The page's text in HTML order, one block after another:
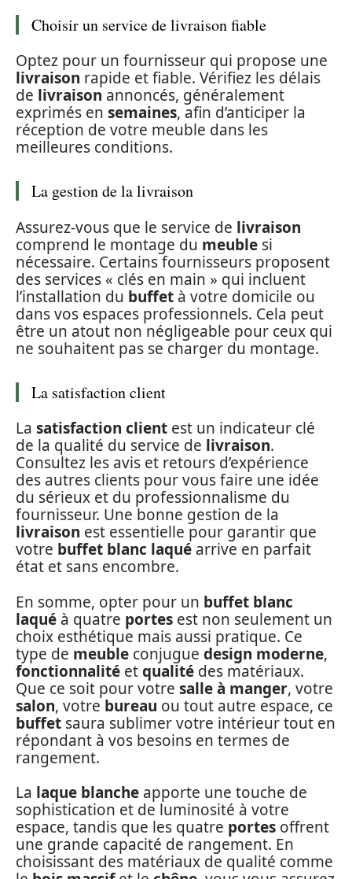
Choisir un service de livraison fiable
Optez pour un fournisseur qui propose une
livraison rapide et fiable. Vérifiez les délais
de livraison annoncés, généralement
exprimés en semaines, afin d’anticiper la
réception de votre meuble dans les
meilleures conditions.
La gestion de la livraison
Assurez-vous que le service de livraison
comprend le montage du meuble si
nécessaire. Certains fournisseurs proposent
des services « clés en main » qui incluent
l’installation du buffet à votre domicile ou
dans vos espaces professionnels. Cela peut
être un atout non négligeable pour ceux qui
ne souhaitent pas se charger du montage.
La satisfaction client
La satisfaction client est un indicateur clé
de la qualité du service de livraison.
Consultez les avis et retours d’expérience
des autres clients pour vous faire une idée
du sérieux et du professionnalisme du
fournisseur. Une bonne gestion de la
livraison est essentielle pour garantir que
votre buffet blanc laqué arrive en parfait
état et sans encombre.
En somme, opter pour un buffet blanc
laqué à quatre portes est non seulement un
choix esthétique mais aussi pratique. Ce
type de meuble conjugue design moderne,
fonctionnalité etqualité des matériaux.
Que ce soit pour votre salle à manger, votre
salon, votre bureau ou tout autre espace, ce
buffet saura sublimer votre intérieur tout en
répondant à vos besoins en termes de
rangement.
La laque blanche apporte une touche de
sophistication et de luminosité à votre
espace, tandis que les quatre portes offrent
une grande capacité de rangement. En
choisissant des matériaux de qualité comme